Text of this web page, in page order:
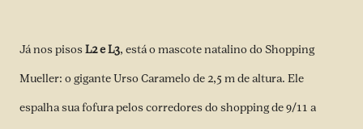
Já nos pisos L2 e L3, está o mascote natalino do Shopping
Mueller: o gigante Urso Caramelo de 2,5 m de altura. Ele
espalha sua fofura pelos corredores do shopping de 9/11 a